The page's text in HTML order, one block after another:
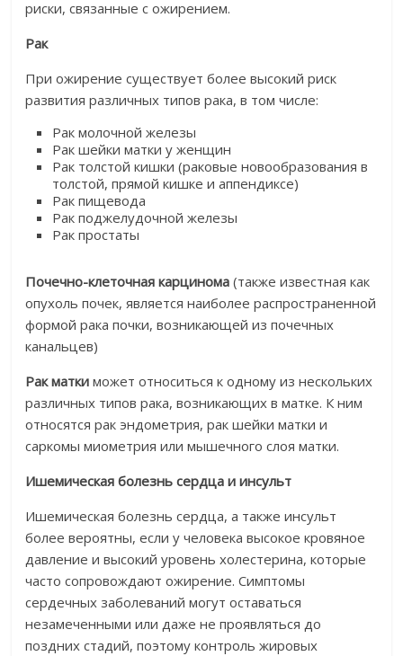
риски, связанные с ожирением.
Рак
При ожирение существует более высокий риск
развития различных типов рака, в том числе:
Рак молочной железы
Рак шейки матки у женщин
Рак толстой кишки (раковые новообразования в
толстой, прямой кишке и аппендиксе)
Рак пищевода
Рак поджелудочной железы
Рак простаты
Почечно-клеточная карцинома (также известная как
опухоль почек, является наиболее распространенной
формой рака почки, возникающей из почечных
канальцев)
Рак матки может относиться к одному из нескольких
различных типов рака, возникающих в матке. К ним
относятся рак эндометрия, рак шейки матки и
саркомы миометрия или мышечного слоя матки.
Ишемическая болезнь сердца и инсульт
Ишемическая болезнь сердца, а также инсульт
более вероятны, если у человека высокое кровяное
давление и высокий уровень холестерина, которые
часто сопровождают ожирение. Симптомы
сердечных заболеваний могут оставаться
незамеченными или даже не проявляться до
поздних стадий, поэтому контроль жировых